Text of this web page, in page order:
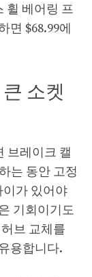
휠 베어링 프
면 $68.99에
소켓
브레이크 캘
는 동안 고정
이가 있어야
기회이기도
브 교체를
용합니다.